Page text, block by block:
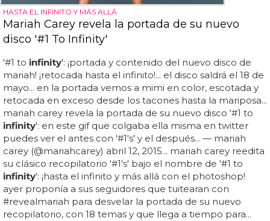
HASTA EL INFINITO Y MÁS ALLÁ
Mariah Carey revela la portada de su nuevo
disco '#1 To Infinity'
'#1 to infinity': ¡portada y contenido del nuevo disco de
mariah! ¡retocada hasta el infinito!... el disco saldrá el 18 de
mayo... en la portada vemos a mimi en color, escotada y
retocada en exceso desde los tacones hasta la mariposa...
mariah carey revela la portada de su nuevo disco '#1 to
infinity': en este gif que colgaba ella misma en twitter
puedes ver el antes con '#1's' y el después... — mariah
carey (@mariahcarey) abril 12, 2015... mariah carey reedita
su clásico recopilatorio '#1's' bajo el nombre de '#1 to
infinity': ¡hasta el infinito y más allá con el photoshop!
ayer proponía a sus seguidores que tuitearan con
#revealmariah para desvelar la portada de su nuevo
recopilatorio, con 18 temas y que llega a tiempo para...